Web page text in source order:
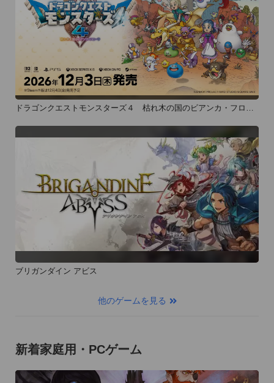
ドラゴンクエストモンスターズ４ 枯れ木の国のビアンカ・フロー
ブリガンダイン アビス
他のゲームを見る
新着家庭用・PCゲーム